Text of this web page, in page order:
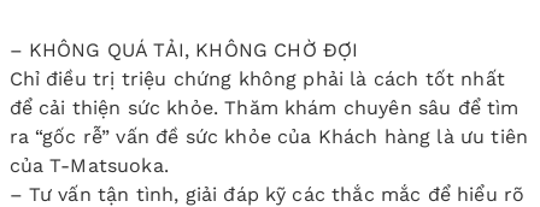
– KHÔNG QUÁ TẢI, KHÔNG CHỜ ĐỢI
Chỉ điều trị triệu chứng không phải là cách tốt nhất
để cải thiện sức khỏe. Thăm khám chuyên sâu để tìm
ra “gốc rễ” vấn đề sức khỏe của Khách hàng là ưu tiên
của T-Matsuoka.
– Tư vấn tận tình, giải đáp kỹ các thắc mắc để hiểu rõ